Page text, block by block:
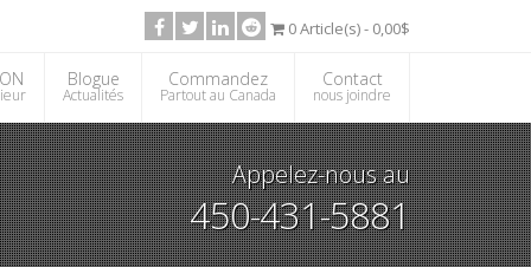
0 Article(s) - 0,00$
Blogue
Actualités
Commandez
Partout au Canada
Contact
nous joindre
Appelez-nous au
450-431-5881